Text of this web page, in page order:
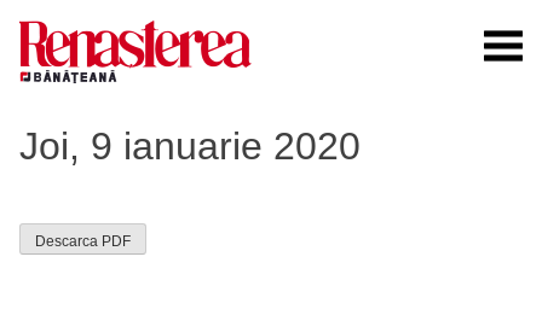
content
Joi, 9 ianuarie 2020
Descarca PDF